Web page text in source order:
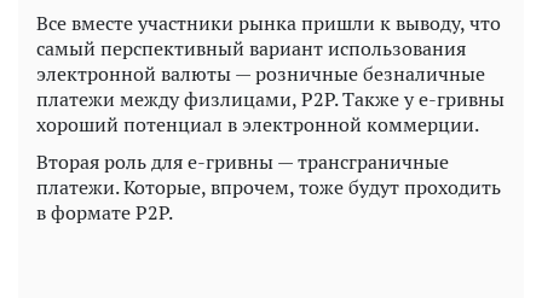
Все вместе участники рынка пришли к выводу, что
самый перспективный вариант использования
электронной валюты — розничные безналичные
платежи между физлицами, Р2Р. Также у е-гривны
хороший потенциал в электронной коммерции.
Вторая роль для е-гривны — трансграничные
платежи. Которые, впрочем, тоже будут проходить
в формате Р2Р.